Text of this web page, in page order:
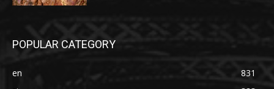
POPULAR CATEGORY
en
831